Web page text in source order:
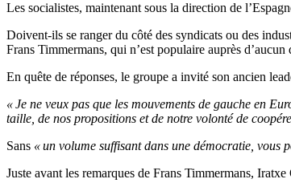
Les socialistes, maintenant sous la direction de
Doivent-ils se ranger du côté des syndicats ou des
Frans Timmermans, qui n’est populaire auprès
En quête de réponses, le groupe a invité son ancien
« Je ne veux pas que les mouvements de gauche en
taille, de nos propositions et de notre volonté de
Sans « un volume suffisant dans une démocratie, vous
Juste avant les remarques de Frans Timmermans,